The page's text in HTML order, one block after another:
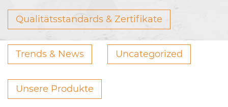
Qualitätsstandards & Zertifikate
Trends & News Uncategorized
Unsere Produkte